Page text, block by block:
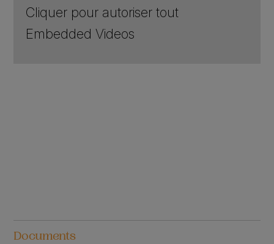
Cliquer pour autoriser tout
Embedded Videos
Documents